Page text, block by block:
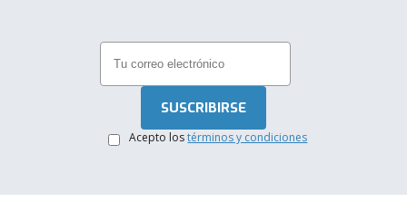
Acepto lostérminos y condiciones